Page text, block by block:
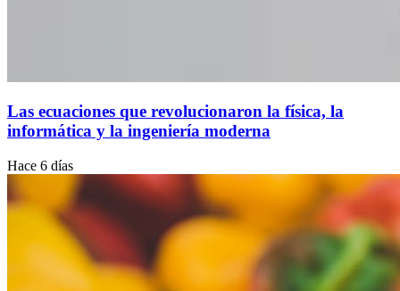
Las ecuaciones que revolucionaron la física, la
informática y la ingeniería moderna
Hace 6 días